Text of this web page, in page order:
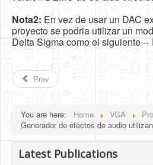
Nota2: En vez de usar un DAC
proyecto se podria utilizar un
Delta Sigma como el siguiente --
Prev
You are here: Home VGA
Generador de efectos de audio
Latest Publications